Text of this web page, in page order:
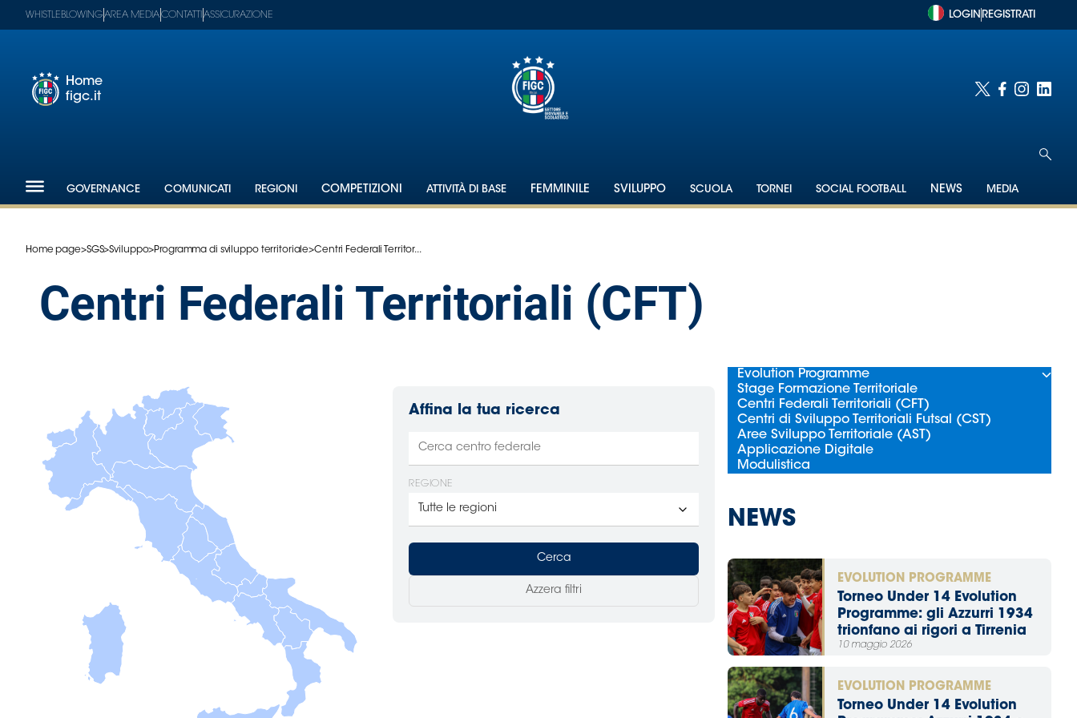
Nazionali
WHISTLEBLOWINGAREA MEDIACONTATTI ASSICURAZIONE LOGIN REGISTRATI
Home
figc.it
GOVERNANCE COMUNICATI REGIONI COMPETIZIONI ATTIVITÀ DI BASE FEMMINILE SVILUPPO SCUOLA TORNEI SOCIAL FOOTBALL NEWS MEDIA
Home page>SGS>Sviluppo>Programma di sviluppo territoriale>Centri Federali Territor...
Centri Federali Territoriali (CFT)
Affina la tua ricerca
REGIONE
Cerca
Azzera filtri
Evolution Programme
Stage Formazione Territoriale
Centri Federali Territoriali (CFT)
Centri di Sviluppo Territoriali Futsal (CST)
Aree Sviluppo Territoriale (AST)
Applicazione Digitale
Modulistica
NEWS
EVOLUTION PROGRAMME
Torneo Under 14 Evolution
Programme: gli Azzurri 1934
trionfano ai rigori a Tirrenia
10 maggio 2026
EVOLUTION PROGRAMME
Torneo Under 14 Evolution